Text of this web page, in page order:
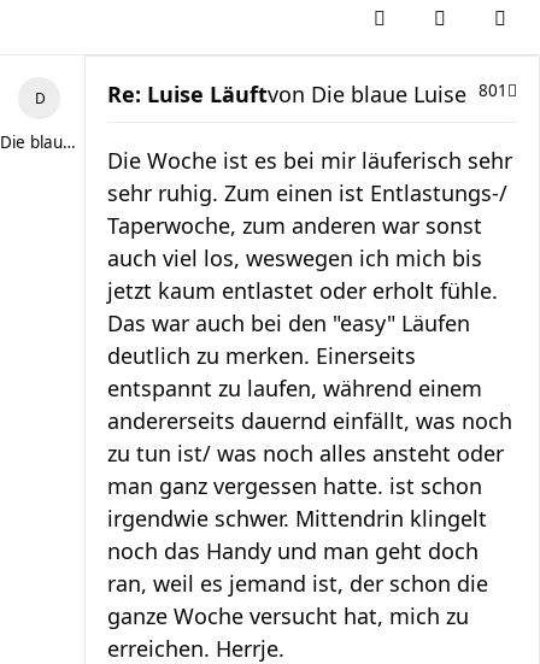
Die blaue Luise
Re: Luise Läuft 801
von Die blaue Luise
Die Woche ist es bei mir läuferisch sehr
sehr ruhig. Zum einen ist Entlastungs-/
Taperwoche, zum anderen war sonst
auch viel los, weswegen ich mich bis
jetzt kaum entlastet oder erholt fühle.
Das war auch bei den "easy" Läufen
deutlich zu merken. Einerseits
entspannt zu laufen, während einem
andererseits dauernd einfällt, was noch
zu tun ist/ was noch alles ansteht oder
man ganz vergessen hatte. ist schon
irgendwie schwer. Mittendrin klingelt
noch das Handy und man geht doch
ran, weil es jemand ist, der schon die
ganze Woche versucht hat, mich zu
erreichen. Herrje.